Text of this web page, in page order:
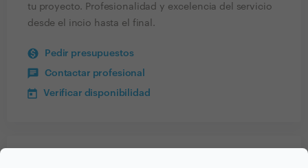
tu proyecto. Profesionalidad y excelencia del servicio
desde el incio hasta el final.
Pedir presupuestos
Contactar profesional
Verificar disponibilidad